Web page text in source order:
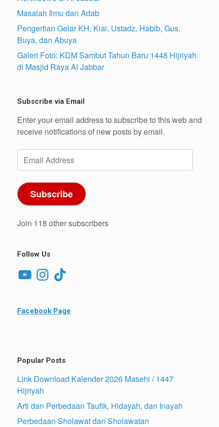
Masalah Ilmu dan Adab
Pengertian Gelar KH, Kiai, Ustadz, Habib, Gus,
Buya, dan Abuya
Galeri Foto: KDM Sambut Tahun Baru 1448 Hijriyah
di Masjid Raya Al Jabbar
Subscribe via Email
Enter your email address to subscribe to this web and
receive notifications of new posts by email.
Email
Address
Subscribe
Join 118 other subscribers
Follow Us
YouTubeInstagram
TikTok
Facebook Page
Popular Posts
Link Download Kalender 2026 Masehi / 1447
Hijriyah
Arti dan Perbedaan Taufik, Hidayah, dan Inayah
Perbedaan Sholawat dan Sholawatan